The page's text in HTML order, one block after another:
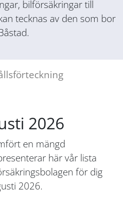
bilförsäkringar till
tecknas av den som bor
2026
en mängd
här vår lista
för dig
2026.